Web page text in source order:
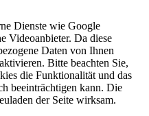
Dienste wie Google
Videoanbieter. Da diese
Daten von Ihnen
Bitte beachten Sie,
die Funktionalität und das
beeinträchtigen kann. Die
der Seite wirksam.